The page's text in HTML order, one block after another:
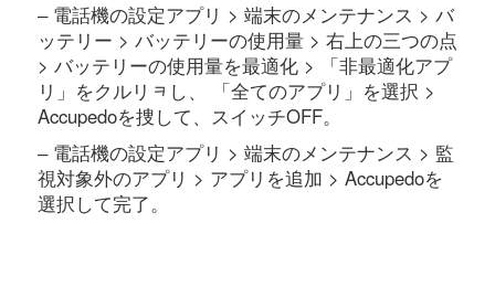
‒ 電話機の設定アプリ > 端末のメンテナンス > バ
ッテリー > バッテリーの使用量 > 右上の三つの点
> バッテリーの使用量を最適化 > 「非最適化アプ
リ」をクルリᆿし、 「全てのアプリ」を選択 >
Accupedoを捜して、スイッチOFF。
‒ 電話機の設定アプリ > 端末のメンテナンス > 監
視対象外のアプリ > アプリを追加 > Accupedoを
選択して完了。